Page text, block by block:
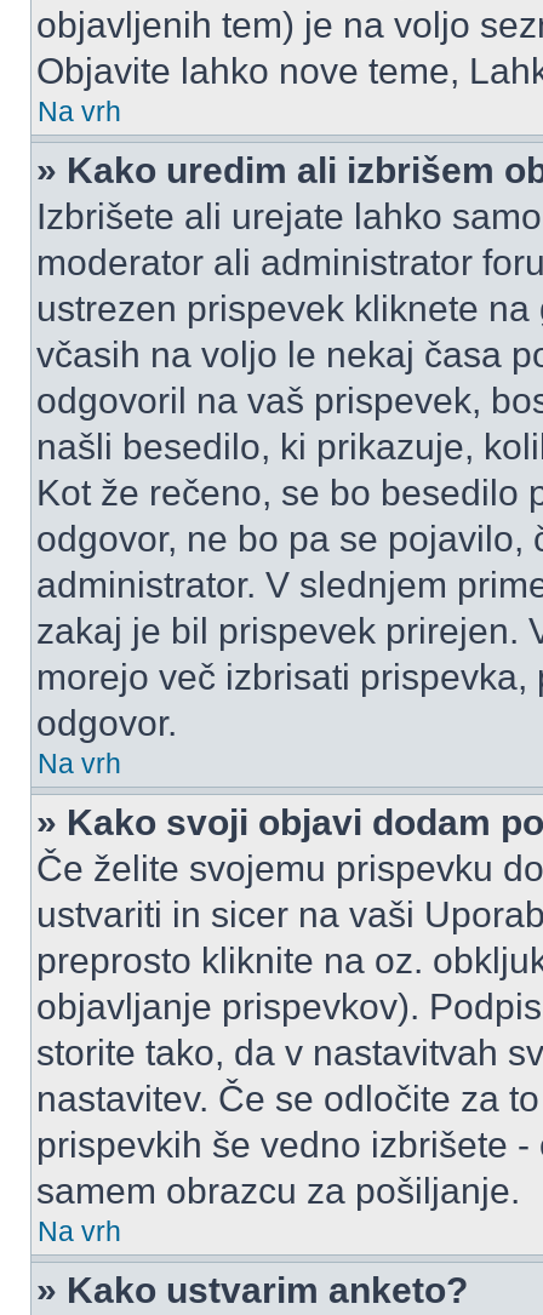
objavljenih tem) je na voljo
Objavite lahko nove teme,
Na vrh
» Kako uredim ali izbrišem
Izbrišete ali urejate lahko
moderator ali administrator
ustrezen prispevek kliknete
včasih na voljo le nekaj časa
odgovoril na vaš prispevek,
našli besedilo, ki prikazuje,
Kot že rečeno, se bo besedilo
odgovor, ne bo pa se
administrator. V slednjem
zakaj je bil prispevek prirejen.
morejo več izbrisati
odgovor.
Na vrh
» Kako svoji objavi dodam
Če želite svojemu prispevku
ustvariti in sicer na vaši
preprosto kliknite na oz.
objavljanje prispevkov).
storite tako, da v nastavitvah
nastavitev. Če se odločite za
prispevkih še vedno izbrišete
samem obrazcu za pošiljanje.
Na vrh
» Kako ustvarim anketo?